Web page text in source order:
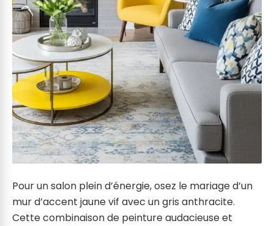
Pour un salon plein d’énergie, osez le mariage d’un
mur d’accent jaune vif avec un gris anthracite.
Cette combinaison de peinture audacieuse et